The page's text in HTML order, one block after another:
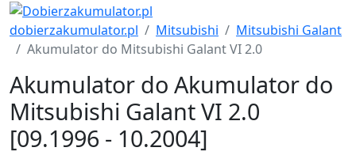
dobierzakumulator.pl Mitsubishi
Mitsubishi Galant
Akumulator do Mitsubishi Galant VI 2.0
Akumulator do Akumulator do
Mitsubishi Galant VI 2.0
[09.1996 - 10.2004]